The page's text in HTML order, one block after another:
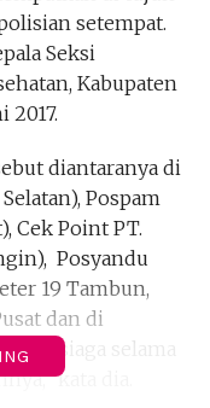
setempat.
Seksi
Kabupaten
2017.
diantaranya di
Pospam
Cek Point PT.
Posyandu
19 Tambun,
dan di
siaga selama
kata dia.